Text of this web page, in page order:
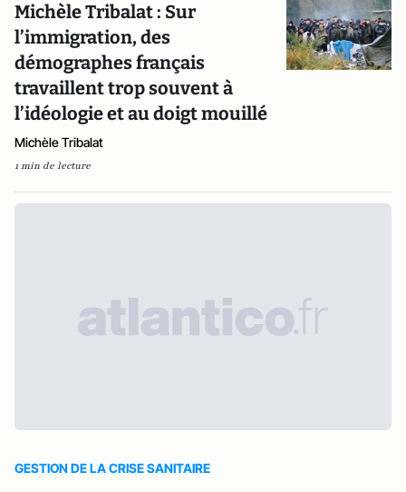
Michèle Tribalat : Sur
l’immigration, des
démographes français
travaillent trop souvent à
l’idéologie et au doigt mouillé
Michèle Tribalat
1 min de lecture
GESTION DE LA CRISE SANITAIRE